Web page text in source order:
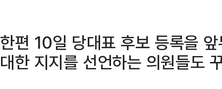
한편 10일 당대표 후보 등록을
대한 지지를 선언하는 의원들도